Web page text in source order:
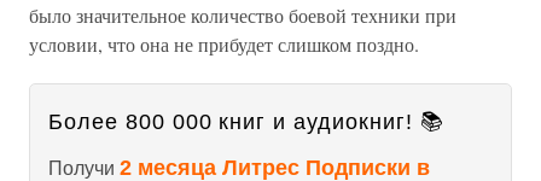
было значительное количество боевой техники при
условии, что она не прибудет слишком поздно.
Более 800 000 книг и аудиокниг! 📚
Получи 2 месяца Литрес Подписки в